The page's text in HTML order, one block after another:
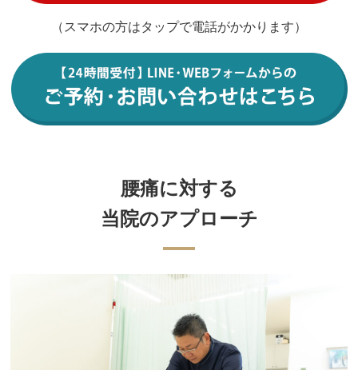
（スマホの方はタップで電話がかかります）
腰痛に対する
当院のアプローチ